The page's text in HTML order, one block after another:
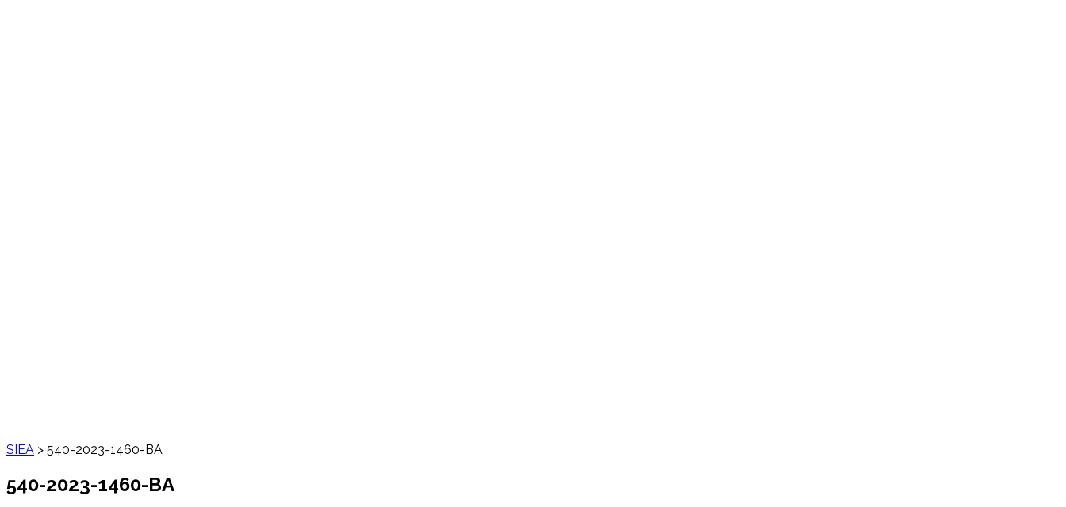
SIEA > 540-2023-1460-BA
540-2023-1460-BA